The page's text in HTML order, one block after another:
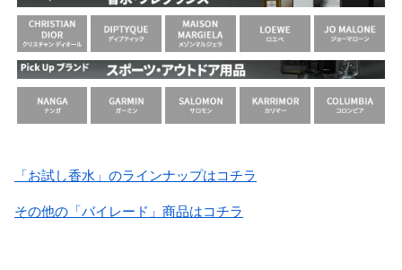
「お試し香水」のラインナップはコチラ
その他の「バイレード」商品はコチラ